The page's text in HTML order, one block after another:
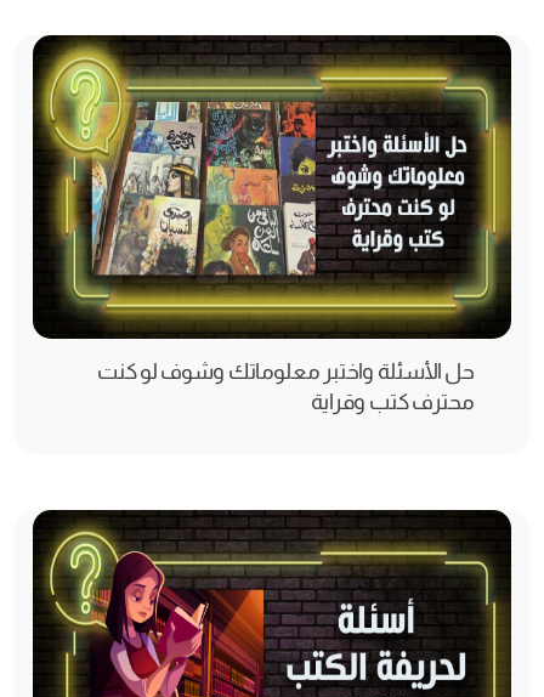
حل الأسئلة واختبر معلوماتك وشوف لو كنت
محترف كتب وقراية